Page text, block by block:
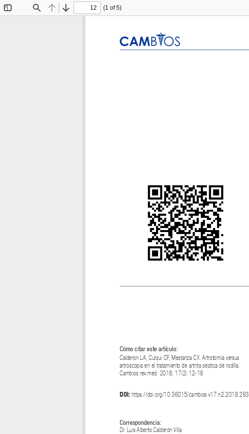
Find Previous
Next
(1 of 5)
Cómo citar este artículo:
Calderon LA, Culqui CF, Mestanza CX. Artrotomía versus
artroscopia en el tratamiento de artritis séptica de rodilla.
Cambios rev.méd. 2018; 17(2):12-16
Correspondencia:
Dr. Luis Alberto Calderón Villa
DOI: https://doi.org/10.36015/cambios.v17.n2.2018.293